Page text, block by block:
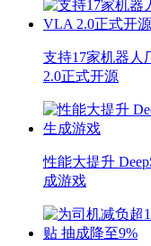
支持17家机器人
2.0正式开源
性能大提升
成游戏